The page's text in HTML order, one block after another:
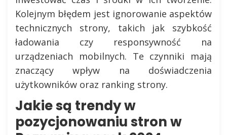
Kolejnym błędem jest ignorowanie aspektów
technicznych strony, takich jak szybkość
ładowania czy responsywność na
urządzeniach mobilnych. Te czynniki mają
znaczący wpływ na doświadczenia
użytkowników oraz ranking strony.
Jakie są trendy w
pozycjonowaniu stron w